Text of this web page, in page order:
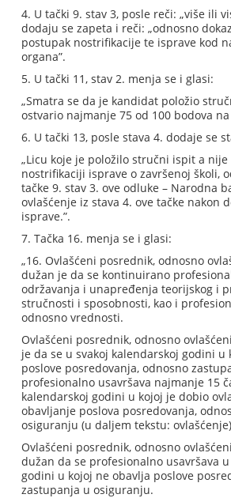
4. U tački 9. stav 3, posle reči: „više ili
dodaju se zapeta i reči: „odnosno
postupak nostrifikacije te isprave kod
organa”.
5. U tački 11, stav 2. menja se i glasi:
„Smatra se da je kandidat položio
ostvario najmanje 75 od 100 bodova
6. U tački 13, posle stava 4. dodaje se
„Licu koje je položilo stručni ispit a
nostrifikaciji isprave o završenoj školi,
tačke 9. stav 3. ove odluke – Narodna
ovlašćenje iz stava 4. ove tačke nakon
isprave.”.
7. Tačka 16. menja se i glasi:
„16. Ovlašćeni posrednik, odnosno
dužan je da se kontinuirano
održavanja i unapređenja teorijskog i
stručnosti i sposobnosti, kao i
odnosno vrednosti.
Ovlašćeni posrednik, odnosno
je da se u svakoj kalendarskoj godini u
poslove posredovanja, odnosno
profesionalno usavršava najmanje 15
kalendarskoj godini u kojoj je dobio
obavljanje poslova posredovanja,
osiguranju (u daljem tekstu:
Ovlašćeni posrednik, odnosno
dužan da se profesionalno usavršava
godini u kojoj ne obavlja poslove
zastupanja u osiguranju.